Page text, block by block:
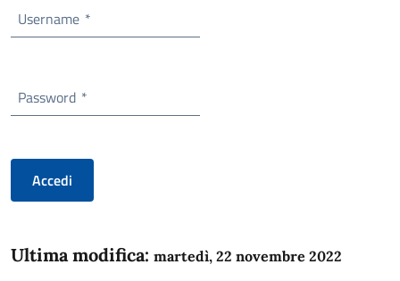
Username *
Password *
Accedi
Ultima modifica: martedì, 22 novembre 2022